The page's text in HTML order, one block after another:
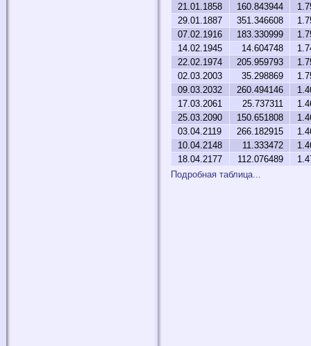
21.01.1858
160.843944
29.01.1887
351.346608
07.02.1916
183.330999
14.02.1945
14.604748
22.02.1974
205.959793
02.03.2003
35.298869
09.03.2032
260.494146
17.03.2061
25.737311
25.03.2090
150.651808
03.04.2119
266.182915
10.04.2148
11.333472
18.04.2177
112.076489
Подробная таблица...